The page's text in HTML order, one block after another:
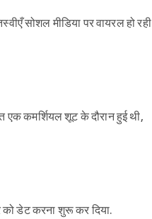
सोशल मीडिया पर वायरल हो रही
एक कमर्शियल शूट के दौरान हुई थी,
को डेट करना शुरू कर दिया.